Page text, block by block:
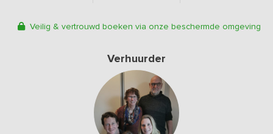
Veilig & vertrouwd boeken via onze beschermde omgeving
Verhuurder